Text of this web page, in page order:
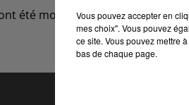
été mobilisés.Vous pouvez accepter en
mes choix". Vous pouvez
ce site. Vous pouvez mettre
bas de chaque page.